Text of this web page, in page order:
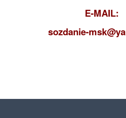
E-MAIL:
sozdanie-